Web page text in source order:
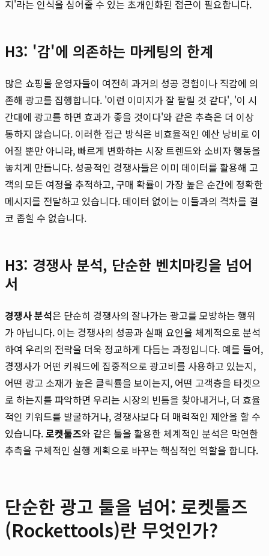
지'라는 인식을 심어줄 수 있는 초개인화된 접근이 필요합니다.
H3: '감'에 의존하는 마케팅의 한계
많은 쇼핑몰 운영자들이 여전히 과거의 성공 경험이나 직감에 의
존해 광고를 집행합니다. '이런 이미지가 잘 팔릴 것 같다', '이 시
간대에 광고를 하면 효과가 좋을 것이다'와 같은 추측은 더 이상
통하지 않습니다. 이러한 접근 방식은 비효율적인 예산 낭비로 이
어질 뿐만 아니라, 빠르게 변화하는 시장 트렌드와 소비자 행동을
놓치게 만듭니다. 성공적인 경쟁사들은 이미 데이터를 활용해 고
객의 모든 여정을 추적하고, 구매 확률이 가장 높은 순간에 정확한
메시지를 전달하고 있습니다. 데이터 없이는 이들과의 격차를 결
코 좁힐 수 없습니다.
H3: 경쟁사 분석, 단순한 벤치마킹을 넘어
서
경쟁사 분석은 단순히 경쟁사의 잘나가는 광고를 모방하는 행위
가 아닙니다. 이는 경쟁사의 성공과 실패 요인을 체계적으로 분석
하여 우리의 전략을 더욱 정교하게 다듬는 과정입니다. 예를 들어,
경쟁사가 어떤 키워드에 집중적으로 광고비를 사용하고 있는지,
어떤 광고 소재가 높은 클릭률을 보이는지, 어떤 고객층을 타겟으
로 하는지를 파악하면 우리는 시장의 빈틈을 찾아내거나, 더 효율
적인 키워드를 발굴하거나, 경쟁사보다 더 매력적인 제안을 할 수
있습니다.로켓툴즈와 같은 툴을 활용한 체계적인 분석은 막연한
추측을 구체적인 실행 계획으로 바꾸는 핵심적인 역할을 합니다.
단순한 광고 툴을 넘어: 로켓툴즈
(Rockettools)란 무엇인가?